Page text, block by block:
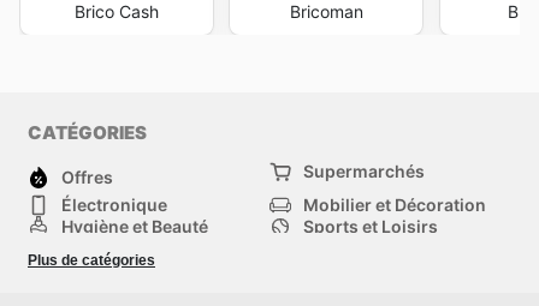
Brico Cash Bricoman
CATÉGORIES
Offres
Supermarchés
Électronique
Mobilier et Décoration
Hygiène et Beauté
Sports et Loisirs
Mode
Bricolage, jardin et
Plus de catégories